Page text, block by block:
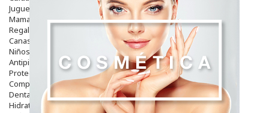
Juguetes
Mama
Regalos
Canastilla
Niños
Antipiojos
Protección Solar
Complementos Alimentarios
Dentales
Hidratantes